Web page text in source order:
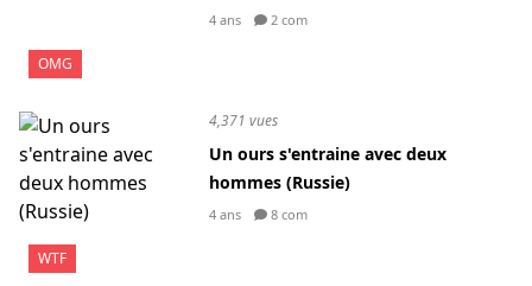
OMG
4 ans 2 com
WTF
4,371 vues
Un ours s'entraine avec deux
hommes (Russie)
4 ans 8 com